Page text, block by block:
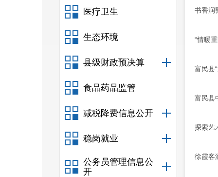
医疗卫生
生态环境
县级财政预决算
食品药品监管
减税降费信息公开
稳岗就业
公务员管理信息公
开
书香润
“情暖
富民县
富民县
探索艺
徐霞客